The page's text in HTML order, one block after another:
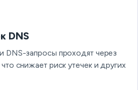
DNS
DNS-запросы проходят через
снижает риск утечек и других